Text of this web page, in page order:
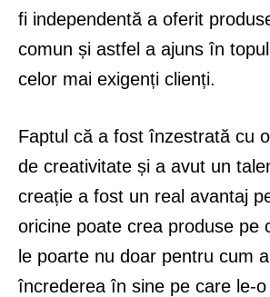
fi independentă a oferit
comun și astfel a ajuns în
celor mai exigenți clienți.
Faptul că a fost înzestrată cu
de creativitate și a avut un
creație a fost un real avantaj
oricine poate crea produse pe
le poarte nu doar pentru cum
încrederea în sine pe care le-o